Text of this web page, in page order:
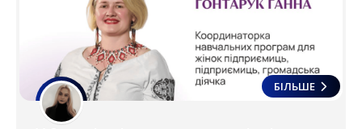
БІЛЬШЕ